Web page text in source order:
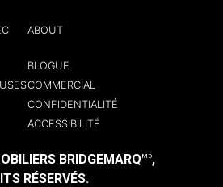
ABOUT
BLOGUE
COMMERCIAL
CONFIDENTIALITÉ
ACCESSIBILITÉ
BRIDGEMARQ MD,
RÉSERVÉS.